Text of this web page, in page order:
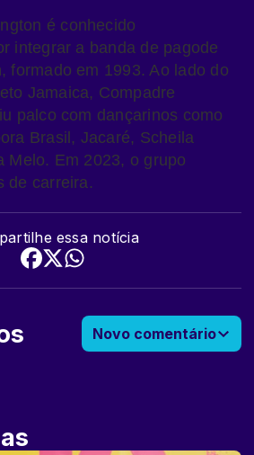
é conhecido
integrar a banda de pagode
formado em 1993. Ao lado do
Jamaica, Compadre
palco com dançarinos como
Brasil, Jacaré, Scheila
Melo. Em 2023, o grupo
de carreira.
essa notícia
Novo comentário